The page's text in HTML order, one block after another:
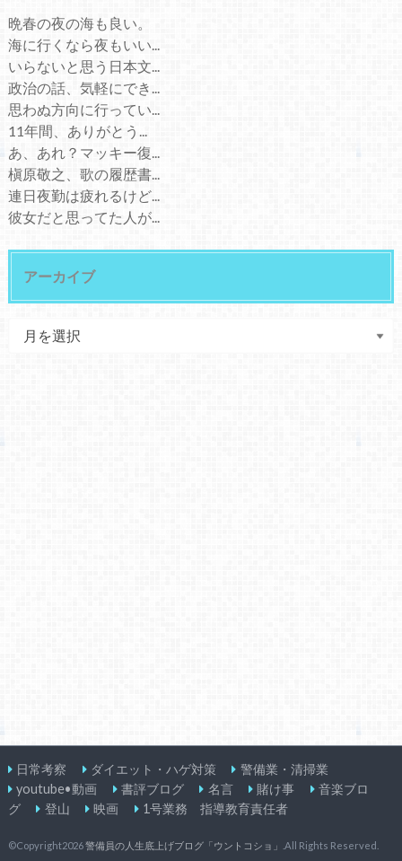
晩春の夜の海も良い。
海に行くなら夜もいい...
いらないと思う日本文...
政治の話、気軽にでき...
思わぬ方向に行ってい...
11年間、ありがとう...
あ、あれ？マッキー復...
槇原敬之、歌の履歴書...
連日夜勤は疲れるけど...
彼女だと思ってた人が...
アーカイブ
日常考察 ダイエット・ハゲ対策
警備業・清掃業
youtube•動画
書評ブログ 名言 賭け事
音楽ブロ
グ
登山 映画 1号業務 指導教育責任者
©Copyright2026警備員の人生底上げブログ「ウントコショ」 .All Rights Reserved.